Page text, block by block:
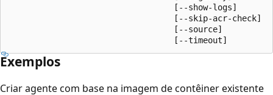
                                  [--show-logs]
                                  [--skip-acr-check]
                                  [--source]
                                  [--timeout]
Exemplos
Criar agente com base na imagem de contêiner existente